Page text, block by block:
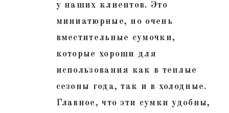
у наших клиентов. Это
миниатюрные, но очень
вместительные сумочки,
которые хороши для
использования как в теплые
сезоны года, так и в холодные.
Главное, что эти сумки удобны,